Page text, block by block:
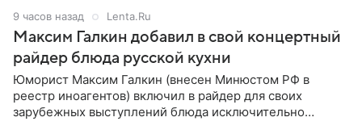
9 часов назад Lenta.Ru
Максим Галкин добавил в свой концертный
райдер блюда русской кухни
Юморист Максим Галкин (внесен Минюстом РФ в
реестр иноагентов) включил в райдер для своих
зарубежных выступлений блюда исключительно